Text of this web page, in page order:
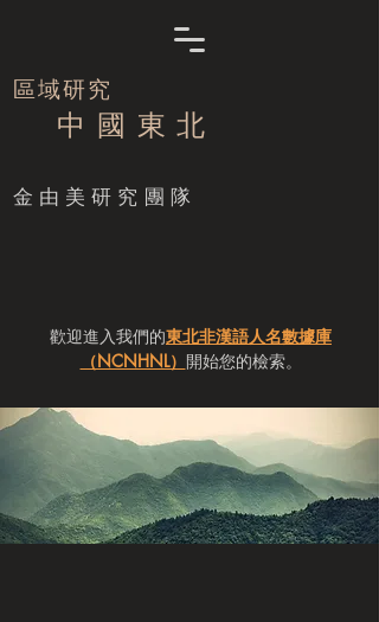
區域研究
中 國 東 北
​金由美研究團隊
歡迎進入我們的東北非漢語人名數據庫
（NCNHNL） 開始您的檢索。